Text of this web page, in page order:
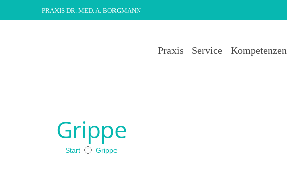
PRAXIS DR. MED. A. BORGMANN
Praxis Service Kompetenzen
Grippe
Start Grippe